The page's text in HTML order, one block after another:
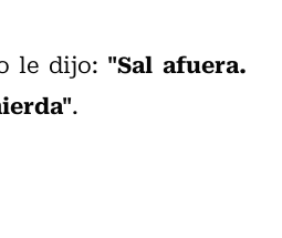
le dijo: "Sal afuera.
.